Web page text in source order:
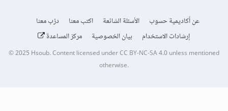
عن أكاديمية حسوب الأسئلة الشائعة اكتب معنا
درّب معنا
إرشادات الاستخدام
بيان الخصوصية مركز المساعدة
© 2025Hsoub.Content licensed underCC BY-NC-SA 4.0unless mentioned
otherwise.